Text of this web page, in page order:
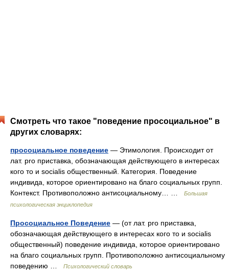
Смотреть что такое "поведение просоциальное" в
других словарях:
просоциальное поведение — Этимология. Происходит от
лат. рrо приставка, обозначающая действующего в интересах
кого то и socialis общественный. Категория. Поведение
индивида, которое ориентировано на благо социальных групп.
Контекст. Противоположно антисоциальному… …
Большая
психологическая энциклопедия
Просоциальное Поведение — (от лат. рrо приставка,
обозначающая действующего в интересах кого то и socialis
общественный) поведение индивида, которое ориентировано
на благо социальных групп. Противоположно антисоциальному
поведению …
Психологический словарь